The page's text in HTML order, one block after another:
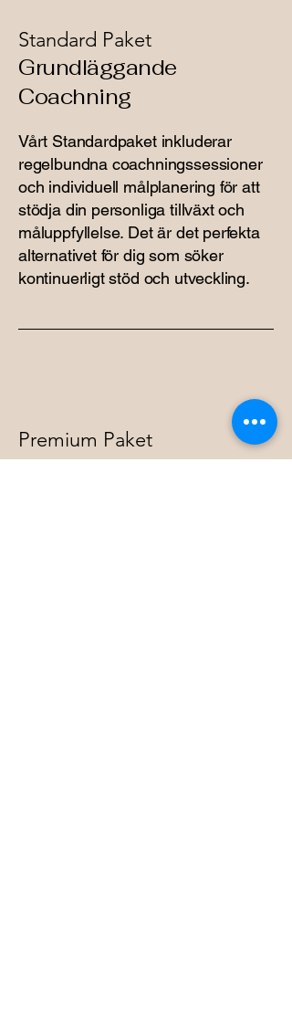
Standard Paket
Grundläggande
Coachning
Vårt Standardpaket inkluderar
regelbundna coachningssessioner
och individuell målplanering för att
stödja din personliga tillväxt och
måluppfyllelse. Det är det perfekta
alternativet för dig som söker
kontinuerligt stöd och utveckling.
Premium Paket
Exklusiv Coachning